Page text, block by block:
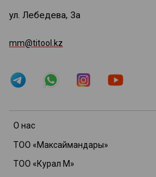
О нас
ТОО «Максаймандары»
ТОО «Курал М»
ул. Лебедева, 3а
mm@titool.kz